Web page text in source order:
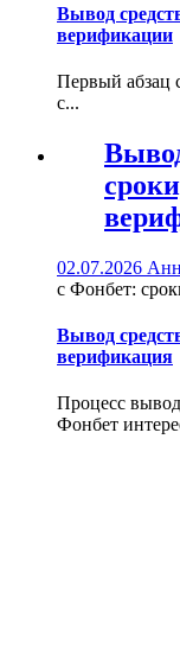
Вывод
верификации
Первый абзац
с...
02.07.2026
с Фонбет:
Вывод
верификация
Процесс
Фонбет